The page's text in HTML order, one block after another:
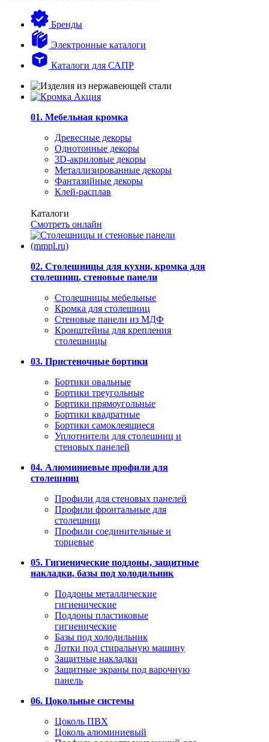
Бренды
Электронные каталоги
Каталоги для САПР
01. Мебельная кромка
Древесные декоры
Однотонные декоры
3D-акриловые декоры
Металлизированные декоры
Фантазийные декоры
Клей-расплав
Каталоги
Смотреть онлайн
02. Столешницы для кухни, кромка для
столешниц, стеновые панели
Столешницы мебельные
Кромка для столешниц
Стеновые панели из МДФ
Кронштейны для крепления
столешницы
03. Пристеночные бортики
Бортики овальные
Бортики треугольные
Бортики прямоугольные
Бортики квадратные
Бортики самоклеящиеся
Уплотнители для столешниц и
стеновых панелей
04. Алюминиевые профили для
столешниц
Профили для стеновых панелей
Профили фронтальные для
столешниц
Профили соединительные и
торцевые
05. Гигиенические поддоны, защитные
накладки, базы под холодильник
Поддоны металлические
гигиенические
Поддоны пластиковые
гигиенические
Базы под холодильник
Лотки под стиральную машину
Защитные накладки
Защитные экраны под варочную
панель
06. Цокольные системы
Цоколь ПВХ
Цоколь алюминиевый